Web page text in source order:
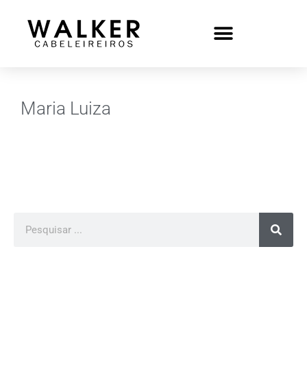
Maria Luiza